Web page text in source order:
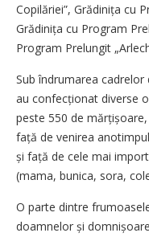
Copilăriei”, Grădinița cu
Grădinița cu Program
Program Prelungit
Sub îndrumarea
au confecționat diverse
peste 550 de
față de venirea
și față de cele mai
(mama, bunica, sora,
O parte dintre
doamnelor și